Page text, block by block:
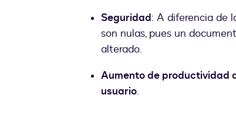
Seguridad: A diferencia de
son nulas, pues un
alterado.
Aumento de productividad
usuario.